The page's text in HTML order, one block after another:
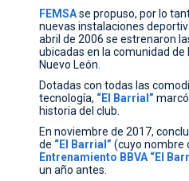
FEMSAse propuso, por lo
nuevas instalaciones
abril de 2006 se estrenaron
ubicadas en la comunidad de
Nuevo León.
Dotadas con todas las
tecnología, “El Barrial”
historia del club.
En noviembre de 2017,
de “El Barrial” (cuyo nombre
Entrenamiento BBVA “El
un año antes.